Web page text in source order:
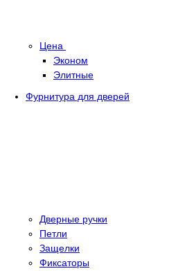
Цена
Эконом
Элитные
Фурнитура для дверей
Дверные ручки
Петли
Защелки
Фиксаторы